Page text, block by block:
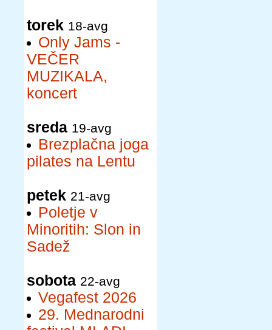
torek 18-avg
Only Jams -
VEČER
MUZIKALA,
koncert
sreda 19-avg
Brezplačna joga
pilates na Lentu
petek 21-avg
Poletje v
Minoritih: Slon in
Sadež
sobota 22-avg
Vegafest 2026
29. Mednarodni